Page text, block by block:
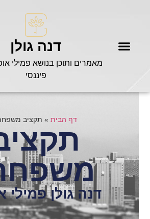
דנה גולן
מאמרים ותוכן בנושא פמילי
פיננסי
דף הבית » תקציב
דנה גולן פמילי